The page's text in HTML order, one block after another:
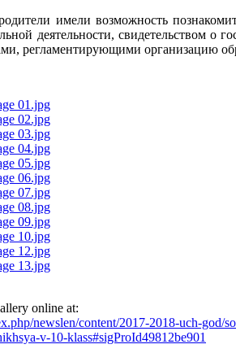
имели возможность
деятельности, свидетельством о
регламентирующими организацию
online at:
newslen/content/2017-2018-uch-god/
v-10-klass#sigProId49812be901